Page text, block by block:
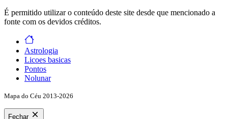
É permitido utilizar o conteúdo deste site desde que mencionado a
fonte com os devidos créditos.
Astrologia
Licoes basicas
Pontos
Nolunar
Mapa do Céu 2013-2026
Fechar